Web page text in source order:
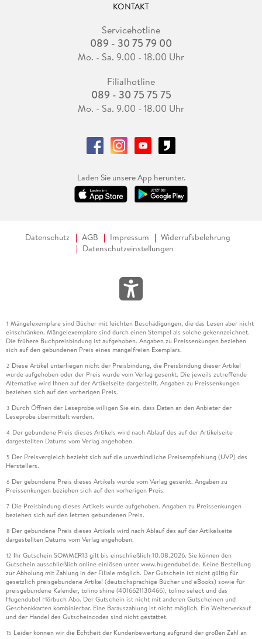
KONTAKT
Servicehotline
089 - 30 75 79 00
Mo. - Sa. 9.00 - 18.00 Uhr
Filialhotline
089 - 30 75 75 75
Mo. - Sa. 9.00 - 18.00 Uhr
Laden Sie unsere App herunter.
Datenschutz AGB Impressum
Widerrufsbelehrung
Datenschutzeinstellungen
1 Mängelexemplare sind Bücher mit leichten Beschädigungen, die das Lesen aber nicht
einschränken. Mängelexemplare sind durch einen Stempel als solche gekennzeichnet.
Die frühere Buchpreisbindung ist aufgehoben. Angaben zu Preissenkungen beziehen
sich auf den gebundenen Preis eines mangelfreien Exemplars.
2 Diese Artikel unterliegen nicht der Preisbindung, die Preisbindung dieser Artikel
wurde aufgehoben oder der Preis wurde vom Verlag gesenkt. Die jeweils zutreffende
Alternative wird Ihnen auf der Artikelseite dargestellt. Angaben zu Preissenkungen
beziehen sich auf den vorherigen Preis.
3 Durch Öffnen der Leseprobe willigen Sie ein, dass Daten an den Anbieter der
Leseprobe übermittelt werden.
4 Der gebundene Preis dieses Artikels wird nach Ablauf des auf der Artikelseite
dargestellten Datums vom Verlag angehoben.
5 Der Preisvergleich bezieht sich auf die unverbindliche Preisempfehlung (UVP) des
Herstellers.
6 Der gebundene Preis dieses Artikels wurde vom Verlag gesenkt. Angaben zu
Preissenkungen beziehen sich auf den vorherigen Preis.
7 Die Preisbindung dieses Artikels wurde aufgehoben. Angaben zu Preissenkungen
beziehen sich auf den letzten gebundenen Preis.
8 Der gebundene Preis dieses Artikels wird nach Ablauf des auf der Artikelseite
dargestellten Datums vom Verlag angehoben.
12 Ihr Gutschein SOMMER13 gilt bis einschließlich 10.08.2026. Sie können den
Gutschein ausschließlich online einlösen unter www.hugendubel.de. Keine Bestellung
zur Abholung mit Zahlung in der Filiale möglich. Der Gutschein ist nicht gültig für
gesetzlich preisgebundene Artikel (deutschsprachige Bücher und eBooks) sowie für
preisgebundene Kalender, tolino shine (4016621130466), tolino select und das
Hugendubel Hörbuch Abo. Der Gutschein ist nicht mit anderen Gutscheinen und
Geschenkkarten kombinierbar. Eine Barauszahlung ist nicht möglich. Ein Weiterverkauf
und der Handel des Gutscheincodes sind nicht gestattet.
15 Leider können wir die Echtheit der Kundenbewertung aufgrund der großen Zahl an